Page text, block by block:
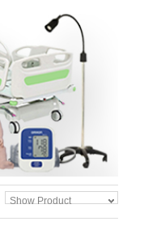
Show Product